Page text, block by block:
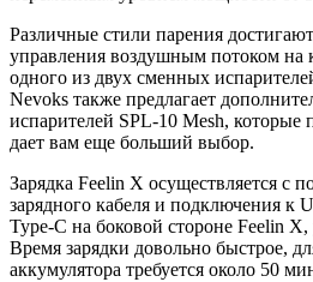
Различные стили парения
управления воздушным потоком на
одного из двух сменных
Nevoks также предлагает
испарителей SPL-10 Mesh, которые
дает вам еще больший выбор.
Зарядка Feelin X осуществляется с
зарядного кабеля и подключения к
Type-C на боковой стороне Feelin
Время зарядки довольно быстрое,
аккумулятора требуется около 50